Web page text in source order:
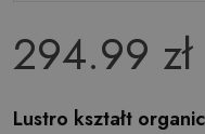
294.99 zł
Lustro kształt